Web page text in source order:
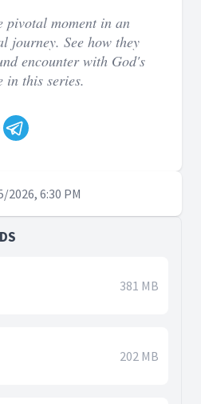
pivotal moment in an
journey. See how they
encounter with God's
in this series.
2026, 6:30 PM
381 MB
202 MB